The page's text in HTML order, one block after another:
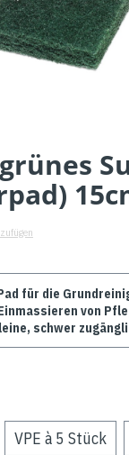
für die
von
schwer
VPE à 5 Stück